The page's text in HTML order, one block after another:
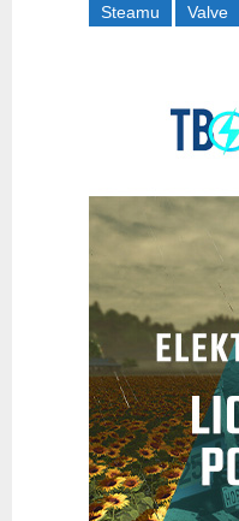
Steamu
Valve